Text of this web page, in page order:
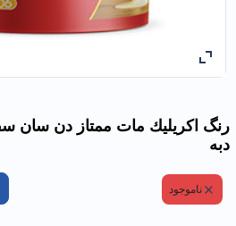
دبه
ناموجود